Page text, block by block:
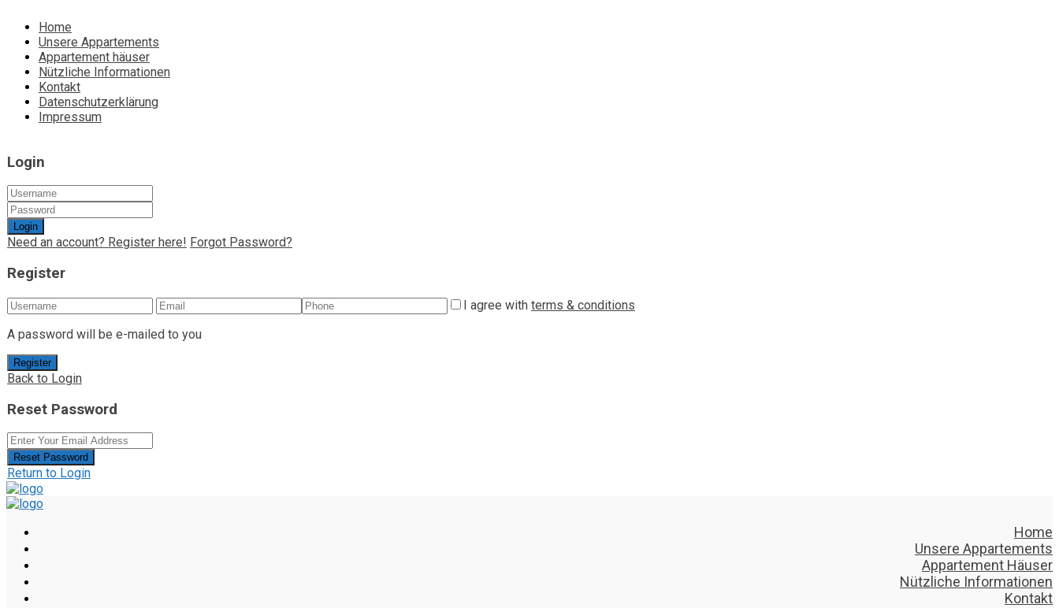
Home
Unsere Appartements
Appartement häuser
Nützliche Informationen
Kontakt
Datenschutzerklärung
Impressum
Login
Login
Need an account? Register here! Forgot Password?
Register
I agree with terms & conditions
A password will be e-mailed to you
Register
Back to Login
Reset Password
Reset Password
Return to Login
Home
Unsere Appartements
Appartement Häuser
Nützliche Informationen
Kontakt